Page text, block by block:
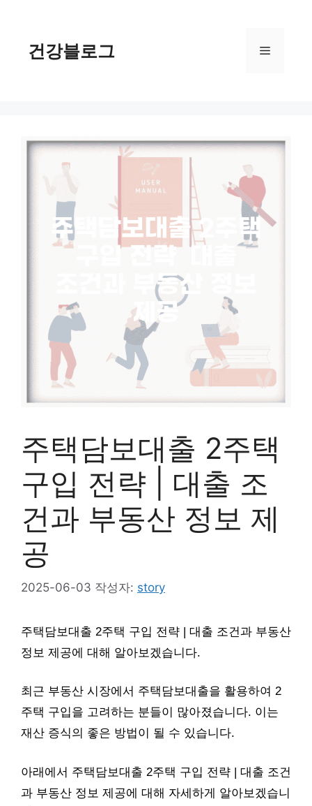
건강블로그 메
주택담보대출 2주택
구입 전략 | 대출 조
건과 부동산 정보 제
공
2025-06-03 작성자: story
주택담보대출 2주택 구입 전략 | 대출 조건과 부동산
정보 제공에 대해 알아보겠습니다.
최근 부동산 시장에서 주택담보대출을 활용하여 2
주택 구입을 고려하는 분들이 많아졌습니다. 이는
재산 증식의 좋은 방법이 될 수 있습니다.
아래에서 주택담보대출 2주택 구입 전략 | 대출 조건
과 부동산 정보 제공에 대해 자세하게 알아보겠습니